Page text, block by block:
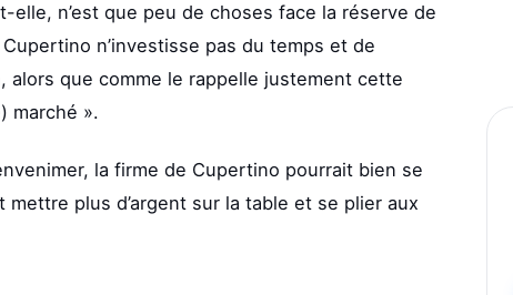
n’est que peu de choses face la réserve de
n’investisse pas du temps et de
alors que comme le rappelle justement cette
marché ».
la firme de Cupertino pourrait bien se
mettre plus d’argent sur la table et se plier aux